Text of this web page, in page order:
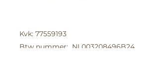
Kvk: 77559193
Btw nummer: NL003208496B24